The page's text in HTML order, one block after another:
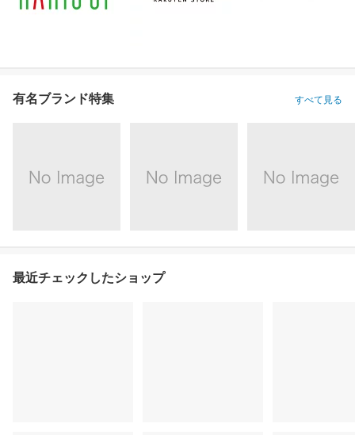
有名ブランド特集 すべて見る
最近チェックしたショップ